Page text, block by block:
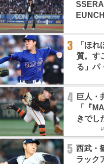
球式
／8月
（
3
「ほ
質。す
る」パ
いた
4
巨人・
「『
きでし
習す
す」／
5 西武・
ラック